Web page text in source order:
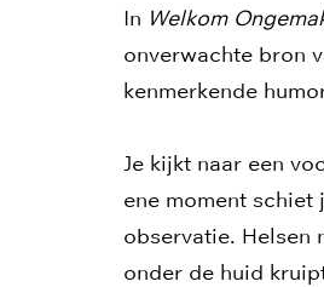
In Welkom
onverwachte bron
kenmerkende
Je kijkt naar een
ene moment
observatie. Helsen
onder de huid